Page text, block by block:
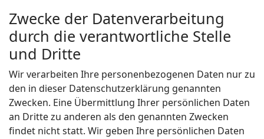
Zwecke der Datenverarbeitung
durch die verantwortliche Stelle
und Dritte
Wir verarbeiten Ihre personenbezogenen Daten nur zu
den in dieser Datenschutzerklärung genannten
Zwecken. Eine Übermittlung Ihrer persönlichen Daten
an Dritte zu anderen als den genannten Zwecken
findet nicht statt. Wir geben Ihre persönlichen Daten